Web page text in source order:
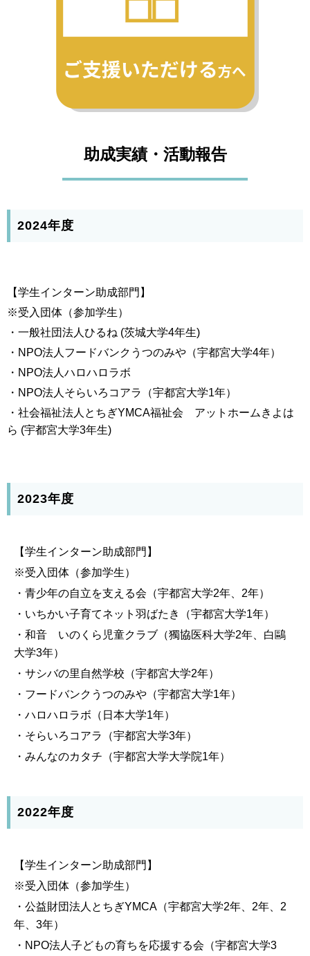
助成実績・活動報告
2024年度
【学生インターン助成部門】
※受入団体（参加学生）
・一般社団法人ひるね (茨城大学4年生)
・NPO法人フードバンクうつのみや（宇都宮大学4年）
・NPO法人ハロハロラボ
・NPO法人そらいろコアラ（宇都宮大学1年）
・社会福祉法人とちぎYMCA福祉会 アットホームきよは
ら (宇都宮大学3年生)
2023年度
【学生インターン助成部門】
※受入団体（参加学生）
・青少年の自立を支える会（宇都宮大学2年、2年）
・いちかい子育てネット羽ばたき（宇都宮大学1年）
・和音 いのくら児童クラブ（獨協医科大学2年、白鷗
大学3年）
・サシバの里自然学校（宇都宮大学2年）
・フードバンクうつのみや（宇都宮大学1年）
・ハロハロラボ（日本大学1年）
・そらいろコアラ（宇都宮大学3年）
・みんなのカタチ（宇都宮大学大学院1年）
2022年度
【学生インターン助成部門】
※受入団体（参加学生）
・公益財団法人とちぎYMCA（宇都宮大学2年、2年、2
年、3年）
・NPO法人子どもの育ちを応援する会（宇都宮大学3